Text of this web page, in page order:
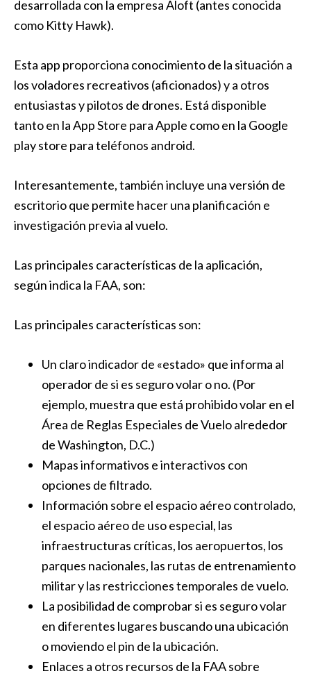
desarrollada con la empresa Aloft (antes conocida
como Kitty Hawk).
Esta app proporciona conocimiento de la situación a
los voladores recreativos (aficionados) y a otros
entusiastas y pilotos de drones. Está disponible
tanto en la App Store para Apple como en la Google
play store para teléfonos android.
Interesantemente, también incluye una versión de
escritorio que permite hacer una planificación e
investigación previa al vuelo.
Las principales características de la aplicación,
según indica la FAA, son:
Las principales características son:
Un claro indicador de «estado» que informa al
operador de si es seguro volar o no. (Por
ejemplo, muestra que está prohibido volar en el
Área de Reglas Especiales de Vuelo alrededor
de Washington, D.C.)
Mapas informativos e interactivos con
opciones de filtrado.
Información sobre el espacio aéreo controlado,
el espacio aéreo de uso especial, las
infraestructuras críticas, los aeropuertos, los
parques nacionales, las rutas de entrenamiento
militar y las restricciones temporales de vuelo.
La posibilidad de comprobar si es seguro volar
en diferentes lugares buscando una ubicación
o moviendo el pin de la ubicación.
Enlaces a otros recursos de la FAA sobre